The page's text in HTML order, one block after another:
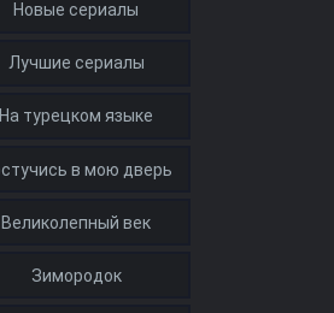
Новые сериалы
Лучшие сериалы
На турецком языке